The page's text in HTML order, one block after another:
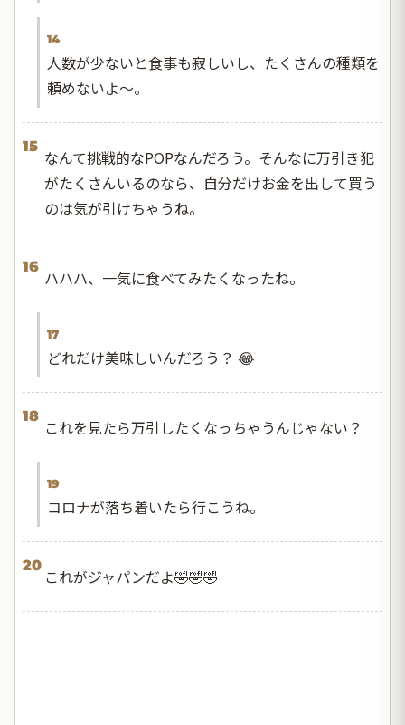
14
人数が少ないと食事も寂しいし、たくさんの種類を
頼めないよ〜。
15
なんて挑戦的なPOPなんだろう。そんなに万引き犯
がたくさんいるのなら、自分だけお金を出して買う
のは気が引けちゃうね。
16
ハハハ、一気に食べてみたくなったね。
17
どれだけ美味しいんだろう？ 😂
18
これを見たら万引したくなっちゃうんじゃない？
19
コロナが落ち着いたら行こうね。
20
これがジャパンだよ🤣🤣🤣